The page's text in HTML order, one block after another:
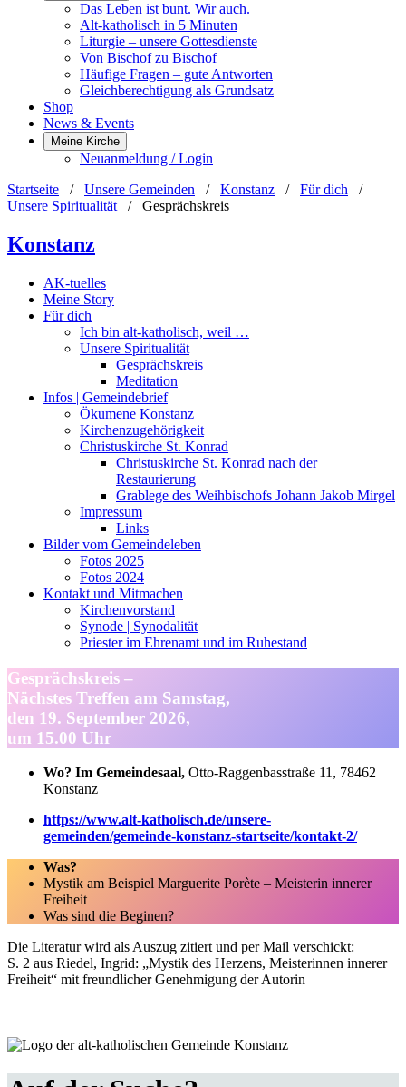
Das Leben ist bunt. Wir auch.
Alt-katholisch in 5 Minuten
Liturgie – unsere Gottesdienste
Von Bischof zu Bischof
Häufige Fragen – gute Antworten
Gleichberechtigung als Grundsatz
Shop
News & Events
Meine Kirche
Neuanmeldung / Login
Startseite / Unsere Gemeinden / Konstanz / Für dich /
Unsere Spiritualität / Gesprächskreis
Konstanz
AK-tuelles
Meine Story
Für dich
Ich bin alt-katholisch, weil …
Unsere Spiritualität
Gesprächskreis
Meditation
Infos | Gemeindebrief
Ökumene Konstanz
Kirchenzugehörigkeit
Christuskirche St. Konrad
Christuskirche St. Konrad nach der
Restaurierung
Grablege des Weihbischofs Johann Jakob Mirgel
Impressum
Links
Bilder vom Gemeindeleben
Fotos 2025
Fotos 2024
Kontakt und Mitmachen
Kirchenvorstand
Synode | Synodalität
Priester im Ehrenamt und im Ruhestand
Gesprächskreis –
Nächstes Treffen am Samstag,
den 19. September 2026,
um 15.00 Uhr
Wo? Im Gemeindesaal, Otto-Raggenbasstraße 11, 78462
Konstanz
https://www.alt-katholisch.de/unsere-
gemeinden/gemeinde-konstanz-startseite/kontakt-2/
Was?
Mystik am Beispiel Marguerite Porète – Meisterin innerer
Freiheit
Was sind die Beginen?
Die Literatur wird als Auszug zitiert und per Mail verschickt:
S. 2 aus Riedel, Ingrid: „Mystik des Herzens, Meisterinnen innerer
Freiheit“ mit freundlicher Genehmigung der Autorin